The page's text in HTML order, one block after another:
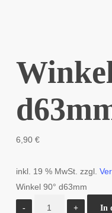
6,90 €
inkl. 19 % MwSt. zzgl.
Winkel 90° d63mm
In